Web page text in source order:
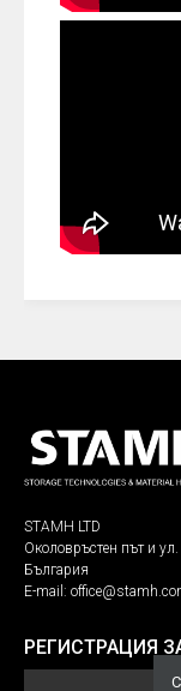
STAMH LTD
Околовръстен път и
България
E-mail:
РЕГИСТРАЦИЯ ЗА